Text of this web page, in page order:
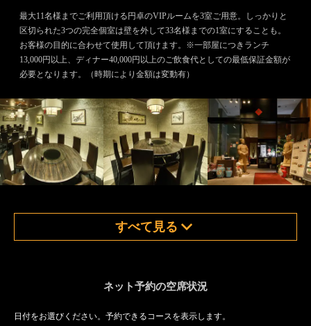
最大11名様までご利用頂ける円卓のVIPルームを3室ご用意。しっかりと
区切られた3つの完全個室は壁を外して33名様までの1室にすることも。
お客様の目的に合わせて使用して頂けます。※一部屋につきランチ
13,000円以上、ディナー40,000円以上のご飲食代としての最低保証金額が
必要となります。（時期により金額は変動有）
すべて見る
ネット予約の空席状況
日付をお選びください。予約できるコースを表示します。